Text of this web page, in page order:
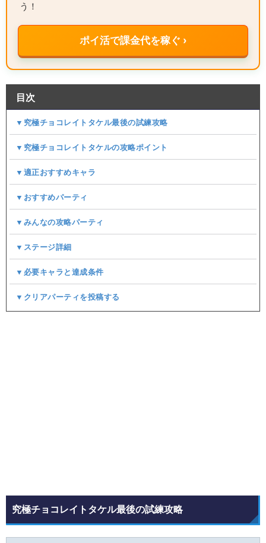
う！
ポイ活で課金代を稼ぐ ›
目次
▼究極チョコレイトタケル最後の試練攻略
▼究極チョコレイトタケルの攻略ポイント
▼適正おすすめキャラ
▼おすすめパーティ
▼みんなの攻略パーティ
▼ステージ詳細
▼必要キャラと達成条件
▼クリアパーティを投稿する
究極チョコレイトタケル最後の試練攻略